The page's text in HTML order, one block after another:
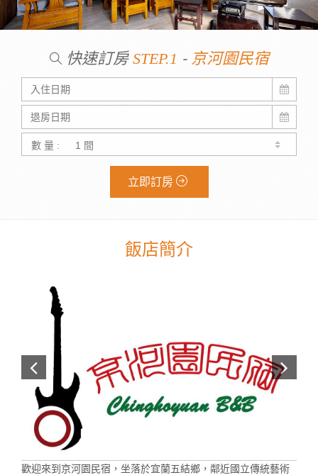
快速訂房 STEP.1 - 京河園民宿
數 量 :
立即訂房
飯店簡介
歡迎來到京河園民宿，坐落於宜蘭五結鄉，鄰近國立傳統藝術